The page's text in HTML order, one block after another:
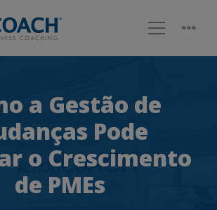
a Gestão de
Pode
o Crescimento
de PMEs